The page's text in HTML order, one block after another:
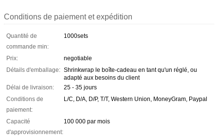
Conditions de paiement et expédition
Quantité de
commande min:
1000sets
Prix:
negotiable
Détails d'emballage: Shrinkwrap le boîte-cadeau en tant qu'un réglé, ou
adapté aux besoins du client
Délai de livraison:
25 - 35 jours
Conditions de
paiement:
L/C, D/A, D/P, T/T, Western Union, MoneyGram, Paypal
Capacité
d'approvisionnement:
100 000 par mois